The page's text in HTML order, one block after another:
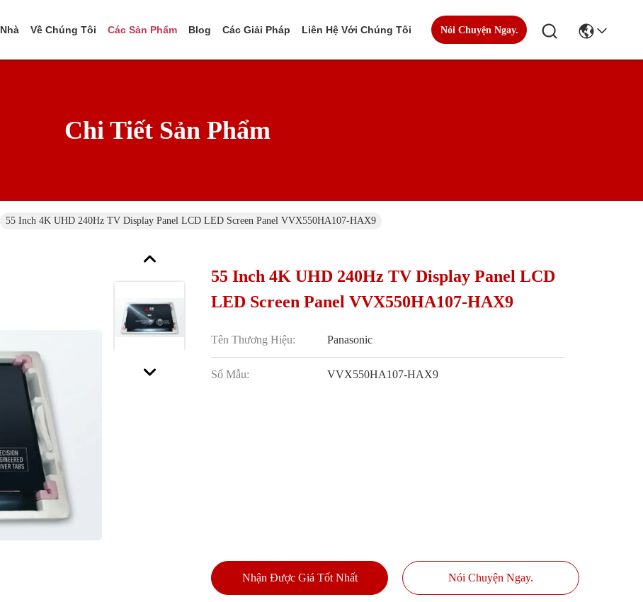
Nhà Về Chúng Tôi Các Sản Phẩm Blog Các Giải Pháp Liên Hệ Với Chúng Tôi Nói Chuyện Ngay.
Chi Tiết Sản Phẩm
55 Inch 4K UHD 240Hz TV Display Panel LCD LED Screen Panel VVX550HA107-HAX9
55 Inch 4K UHD 240Hz TV Display Panel LCD
LED Screen Panel VVX550HA107-HAX9
Tên Thương Hiệu: Panasonic
Số Mẫu: VVX550HA107-HAX9
Nhận Được Giá Tốt Nhất Nói Chuyện Ngay.